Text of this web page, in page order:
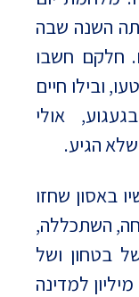
גל של ירידה. 1974 הייתה השנה שבה
חלקם חשבו
ובילו חיים
אולי
הגיע.
באסון שחזו
השתכללה,
בטחון ושל
למדינה